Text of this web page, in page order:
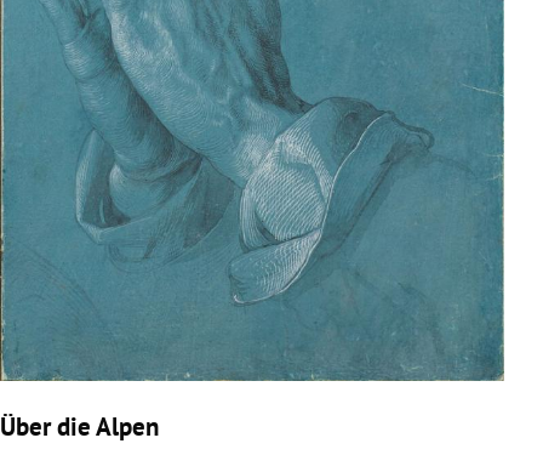
Über die Alpen